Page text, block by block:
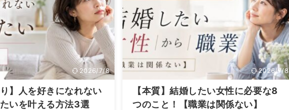
2026/7/8
り】人を好きになれない
いを叶える方法3選
2026/7/8
【本質】結婚したい女性に必要な8
つのこと！【職業は関係ない】